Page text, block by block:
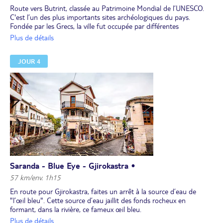
Route vers Butrint, classée au Patrimoine Mondial de l’UNESCO.
C'est l’un des plus importants sites archéologiques du pays.
Fondée par les Grecs, la ville fut occupée par différentes
civilisations (romaines, byzantines et vénitiennes) et divers empires
découvrirez les vestiges d’un aqueduc romain, d’une église
byzantine, des thermes, du baptistère et d’un théâtre si vaste qu’il
pouvait contenir jusqu’à 15 000 spectateurs. Vous pourrez
également admirer la majestueuse porte de la cité "Porte du lion",
composée de deux grandes tours, l’une ronde et l’autre
triangulaire. Le site, au cœur d’un parc national, est constitué
d’une péninsule dominée par une colline boisée. Nuit dans la
région de Saranda.
Plus de détails
JOUR 4
Saranda - Blue Eye - Gjirokastra •
57 km/env. 1h15
En route pour Gjirokastra, faites un arrêt à la source d’eau de
"l’œil bleu". Cette source d’eau jaillit des fonds rocheux en
formant, dans la rivière, ce fameux œil bleu.
Poursuivez en direction de Gjirokastra, surnommée "la ville aux
Plus de détails